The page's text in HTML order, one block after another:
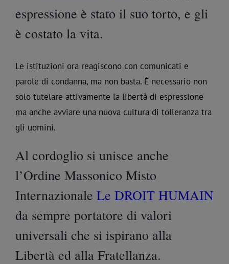
espressione è stato il suo torto, e gli
è costato la vita.
Le istituzioni ora reagiscono con comunicati e
parole di condanna, ma non basta. È necessario non
solo tutelare attivamente la libertà di espressione
ma anche avviare una nuova cultura di tolleranza tra
gli uomini.
Al cordoglio si unisce anche
l’Ordine Massonico Misto
Internazionale Le DROIT HUMAIN
da sempre portatore di valori
universali che si ispirano alla
Libertà ed alla Fratellanza.